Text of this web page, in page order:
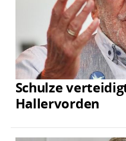
Schulze
Hallervorden